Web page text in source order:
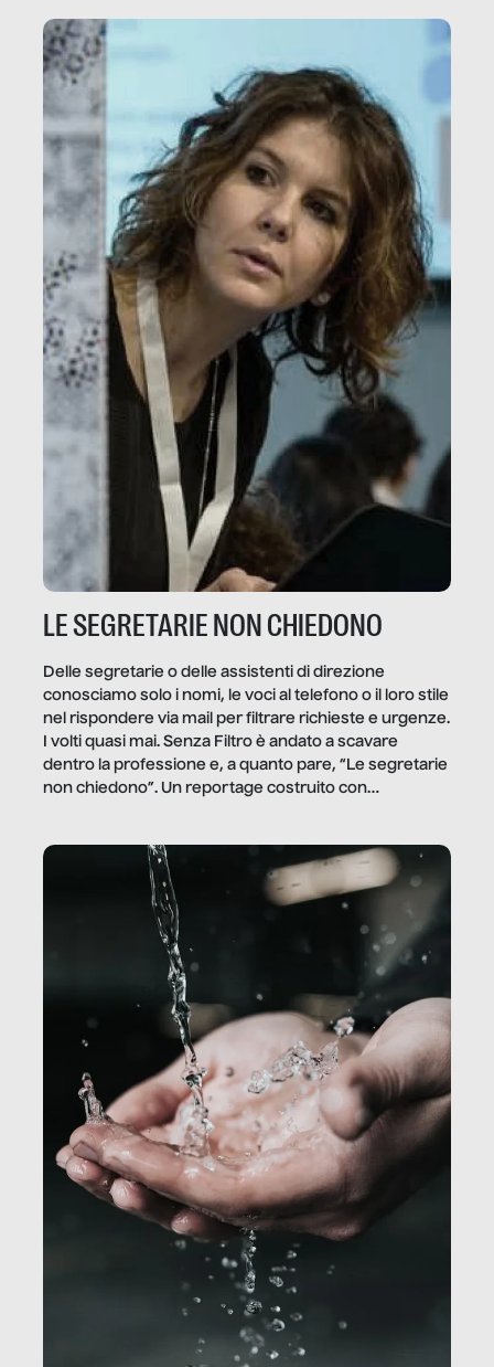
LE SEGRETARIE NON CHIEDONO
Delle segretarie o delle assistenti di direzione
conosciamo solo i nomi, le voci al telefono o il loro stile
nel rispondere via mail per filtrare richieste e urgenze.
I volti quasi mai. Senza Filtro è andato a scavare
dentro la professione e, a quanto pare, “Le segretarie
non chiedono”. Un reportage costruito con